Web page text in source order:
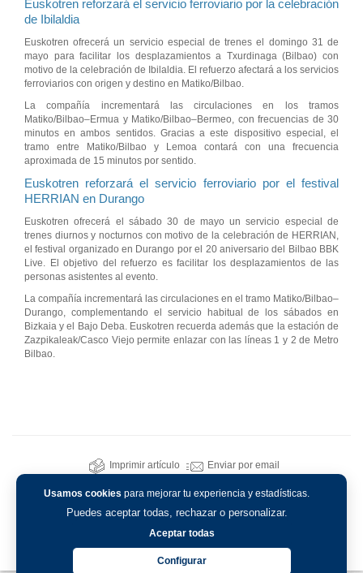
Usamos cookies para mejorar tu experiencia y estadísticas.
Puedes aceptar todas, rechazar o personalizar.
Aceptar todas
Configurar
Euskotren reforzará el servicio ferroviario por la celebración
de Ibilaldia
Euskotren ofrecerá un servicio especial de trenes el domingo 31 de
mayo para facilitar los desplazamientos a Txurdinaga (Bilbao) con
motivo de la celebración de Ibilaldia. El refuerzo afectará a los servicios
ferroviarios con origen y destino en Matiko/Bilbao.
La compañía incrementará las circulaciones en los tramos
Matiko/Bilbao–Ermua y Matiko/Bilbao–Bermeo, con frecuencias de 30
minutos en ambos sentidos. Gracias a este dispositivo especial, el
tramo entre Matiko/Bilbao y Lemoa contará con una frecuencia
aproximada de 15 minutos por sentido.
Euskotren reforzará el servicio ferroviario por el festival
HERRIAN en Durango
Euskotren ofrecerá el sábado 30 de mayo un servicio especial de
trenes diurnos y nocturnos con motivo de la celebración de HERRIAN,
el festival organizado en Durango por el 20 aniversario del Bilbao BBK
Live. El objetivo del refuerzo es facilitar los desplazamientos de las
personas asistentes al evento.
La compañía incrementará las circulaciones en el tramo Matiko/Bilbao–
Durango, complementando el servicio habitual de los sábados en
Bizkaia y el Bajo Deba. Euskotren recuerda además que la estación de
Zazpikaleak/Casco Viejo permite enlazar con las líneas 1 y 2 de Metro
Bilbao.
Imprimir artículo Enviar por email